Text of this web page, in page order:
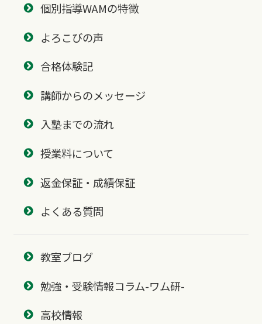
個別指導WAMの特徴
よろこびの声
合格体験記
講師からのメッセージ
入塾までの流れ
授業料について
返金保証・成績保証
よくある質問
教室ブログ
勉強・受験情報コラム-ワム研-
高校情報